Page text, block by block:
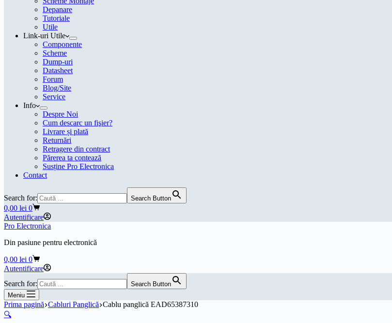
Depanare
Tutoriale
Utile
Link-uri Utile
Componente
Scheme
Dump-uri
Datasheet
Forum
Blog/Site
Service
Info
Despre Noi
Cum descarc un fişier?
Livrare și plată
Returnări
Retragere din contract
Părerea ta contează
Susține Pro Electronica
Contact
Search for: Search Button
Coș
de
cumpărături
0,00 lei 0
Autentificare
Pro Electronica
Din pasiune pentru electronică
Coș
de
cumpărături
0,00 lei 0
Autentificare
Search for:
Search Button
Meniu
Prima pagină Cabluri Panglică Cablu panglică EAD65387310
🔍